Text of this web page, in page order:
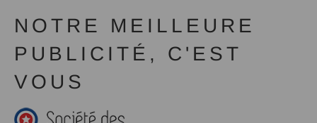
NOTRE MEILLEURE
PUBLICITÉ, C'EST
VOUS